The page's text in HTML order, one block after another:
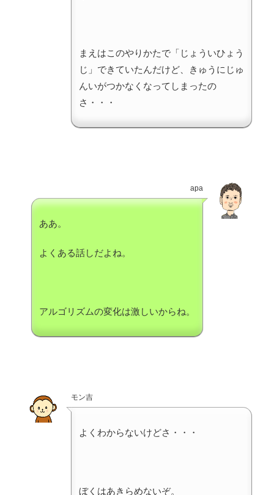
まえはこのやりかたで「じょういひょう
じ」できていたんだけど、きゅうにじゅ
んいがつかなくなってしまったの
さ・・・
apa
ああ。
よくある話しだよね。
アルゴリズムの変化は激しいからね。
モン吉
よくわからないけどさ・・・
ぼくはあきらめないぞ。